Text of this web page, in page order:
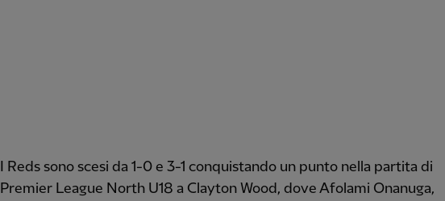
I Reds sono scesi da 1-0 e 3-1 conquistando un punto nella partita di
Premier League North U18 a Clayton Wood, dove Afolami Onanuga,